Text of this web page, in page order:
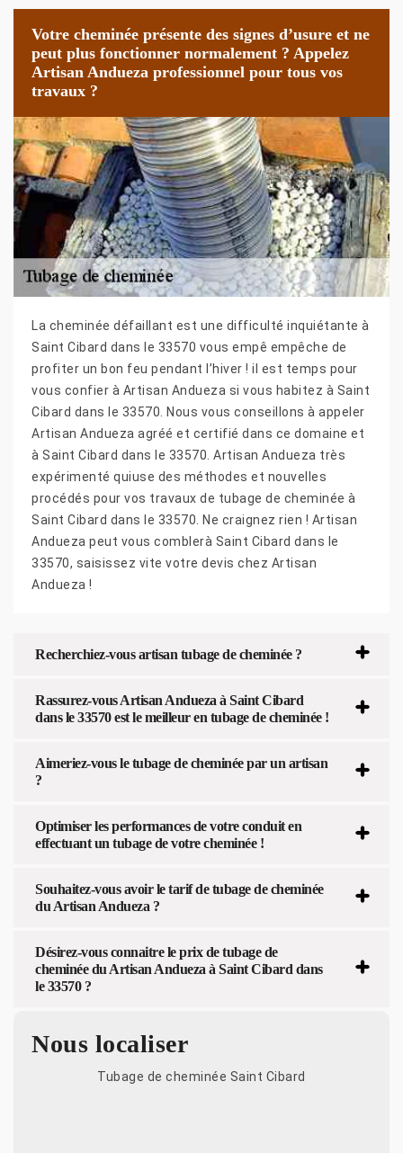
Votre cheminée présente des signes d’usure et ne
peut plus fonctionner normalement ? Appelez
Artisan Andueza professionnel pour tous vos
travaux ?
La cheminée défaillant est une difficulté inquiétante à
Saint Cibard dans le 33570 vous empê empêche de
profiter un bon feu pendant l’hiver ! il est temps pour
vous confier à Artisan Andueza si vous habitez à Saint
Cibard dans le 33570. Nous vous conseillons à appeler
Artisan Andueza agréé et certifié dans ce domaine et
à Saint Cibard dans le 33570. Artisan Andueza très
expérimenté quiuse des méthodes et nouvelles
procédés pour vos travaux de tubage de cheminée à
Saint Cibard dans le 33570. Ne craignez rien ! Artisan
Andueza peut vous comblerà Saint Cibard dans le
33570, saisissez vite votre devis chez Artisan
Andueza !
Recherchiez-vous artisan tubage de cheminée ?
Rassurez-vous Artisan Andueza à Saint Cibard
dans le 33570 est le meilleur en tubage de cheminée !
Aimeriez-vous le tubage de cheminée par un artisan
?
Optimiser les performances de votre conduit en
effectuant un tubage de votre cheminée !
Souhaitez-vous avoir le tarif de tubage de cheminée
du Artisan Andueza ?
Désirez-vous connaitre le prix de tubage de
cheminée du Artisan Andueza à Saint Cibard dans
le 33570 ?
Nous localiser
Tubage de cheminée Saint Cibard